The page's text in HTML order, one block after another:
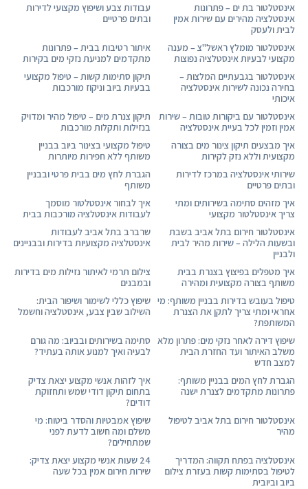
אינסטלטור בת ים – פתרונות
אינסטלציה מהירים עם שירות אמין
לבית ולעסק
עבודות צבע ושיפוץ מקצועי לדירות
ובתים פרטיים
אינסטלטור מומלץ ראשל"צ – מענה
מקצועי לבעיות אינסטלציה נפוצות
איתור רטיבות בבית – פתרונות
מתקדמים למניעת נזקי מים בקירות
אינסטלטור בגבעתיים המלצות –
בחירה נכונה לשירות אינסטלציה
איכותי
תיקון סתימות קשות – טיפול מקצועי
בבעיות ביוב וניקוז מורכבות
אינסטלטור עם ביקורות טובות – שירות
אמין וזמין לכל בעיית אינסטלציה
תיקון צנרת מים – טיפול מהיר ומדויק
בנזילות ותקלות מורכבות
איך מבצעים תיקון צינור מים בצורה
מקצועית וללא נזק לקירות
טיפול מקצועי בצינור ביוב בבניין
משותף ללא חפירות מיותרות
שירותי אינסטלציה במרכז לדירות
ובתים פרטיים
הגברת לחץ מים בבית פרטי ובבניין
משותף
איך מזהים סתימה בשירותים ומתי
צריך אינסטלטור מקצועי
איך לבחור אינסטלטור מוסמך
לעבודות אינסטלציה מורכבות בבית
אינסטלטור חירום בתל אביב בשבת
ובשעות הלילה – שירות מהיר לבית
ולבניין
שרברב בתל אביב לעבודות
אינסטלציה מקצועיות בדירות ובבניינים
איך מטפלים בפיצוץ בצנרת בבית
משותף בצורה מקצועית ומהירה
צילום תרמי לאיתור נזילות מים בדירות
ובמבנים
טיפול בעובש בדירות בבניין משותף: מי
אחראי ומתי צריך לתקן את הצנרת
המשותפת?
שיפוץ כללי לשימור ושיפור הבית:
השילוב שבין צבע, אינסטלציה וחשמל
שיפוץ דירה לאחר נזקי מים: פתרון מלא
משלב האיתור ועד החזרת הבית
למצב חדש
סתימה בשירותים ובביוב: מה גורם
לבעיה ואיך למנוע אותה בעתיד?
הגברת לחץ המים בבניין משותף:
פתרונות מתקדמים לצנרת ישנה
איך לזהות אנשי מקצוע יצאת צדיק
בתחום תיקון דודי שמש ותחזוקת
דודים?
אינסטלטור חירום בתל אביב לטיפול
מהיר
שיפוץ אמבטיות והסדר ביטוח: מי
משלם ומה חשוב לדעת לפני
שמתחילים?
אינסטלציה בפתח תקווה: המדריך
לטיפול בסתימות קשות בעזרת צילום
ביוב וביובית
24 שעות אנשי מקצוע יצאת צדיק:
שירות חירום אמין בכל שעה